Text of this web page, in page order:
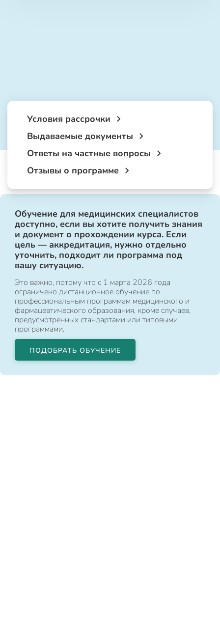
Условия рассрочки
Выдаваемые документы
Ответы на частные вопросы
Отзывы о программе
Обучение для медицинских специалистов
доступно, если вы хотите получить знания
и документ о прохождении курса. Если
цель — аккредитация, нужно отдельно
уточнить, подходит ли программа под
вашу ситуацию.
Это важно, потому что с 1 марта 2026 года
ограничено дистанционное обучение по
профессиональным программам медицинского и
фармацевтического образования, кроме случаев,
предусмотренных стандартами или типовыми
программами.
ПОДОБРАТЬ ОБУЧЕНИЕ